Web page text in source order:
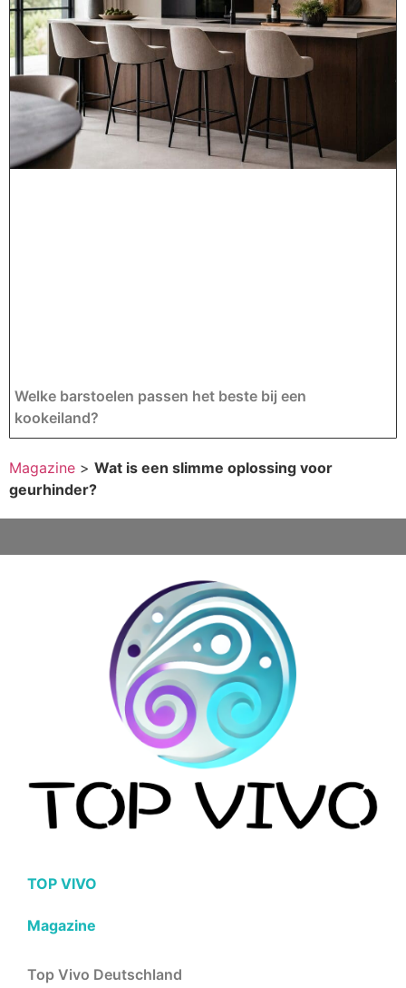
Welke barstoelen passen het beste bij een
kookeiland?
Magazine > Wat is een slimme oplossing voor
geurhinder?
TOP VIVO
Magazine
Top Vivo Deutschland